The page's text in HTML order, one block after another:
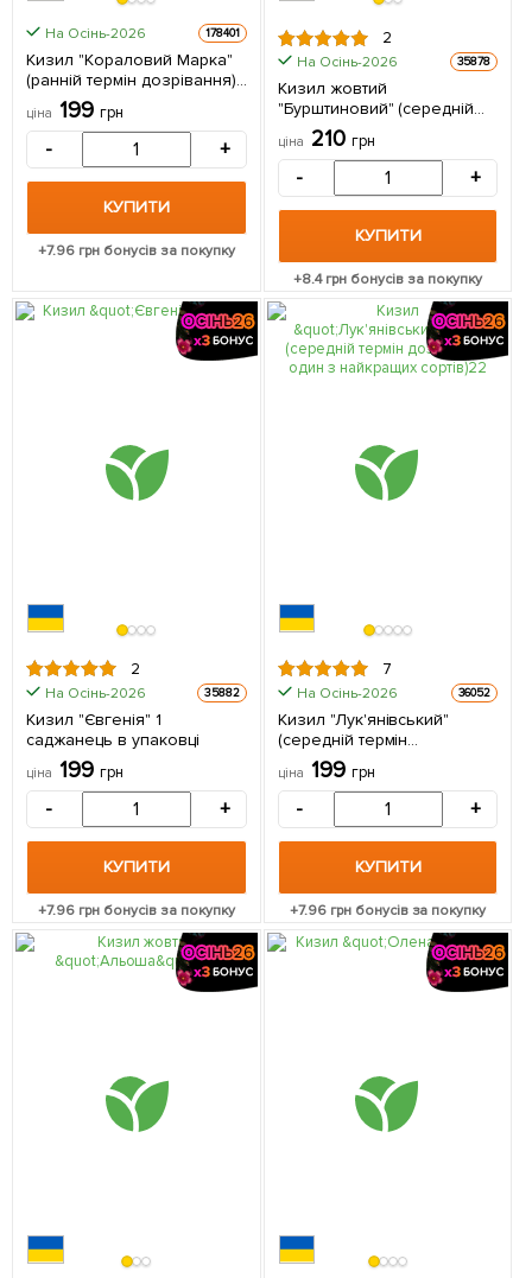
На Осінь-2026 178401
Кизил "Кораловий Марка"
(ранній термін дозрівання) 1
саджанець в упаковці
ціна 199 грн
- +
КУПИТИ
+7.96 грн бонусів за покупку
2
На Осінь-2026 35878
Кизил жовтий
"Бурштиновий" (середній
термін дозрівання, один з
найпривабливіших
десертних сортів) 1
саджанець в упаковці
ціна 210 грн
- +
КУПИТИ
+8.4грн бонусів за покупку
2
На Осінь-2026 35882
Кизил "Євгенія" 1
саджанець в упаковці
ціна 199 грн
- +
КУПИТИ
+7.96 грн бонусів за покупку
7
На Осінь-2026 36052
Кизил "Лук'янівський"
(середній термін
дозрівання, один з
найкращих сортів) 1
саджанець в упаковці
ціна 199 грн
- +
КУПИТИ
+7.96грн бонусів за покупку